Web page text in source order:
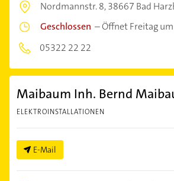
Nordmannstr. 8,38667 Bad
Geschlossen –Öffnet Freitag
05322 22 22
Maibaum Inh. Bernd
ELEKTROINSTALLATIONEN
E-Mail